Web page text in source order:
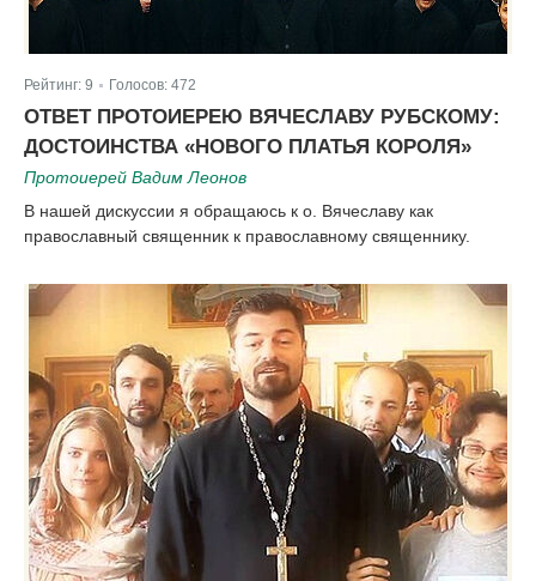
Рейтинг: 9 Голосов: 472
ОТВЕТ ПРОТОИЕРЕЮ ВЯЧЕСЛАВУ РУБСКОМУ:
ДОСТОИНСТВА «НОВОГО ПЛАТЬЯ КОРОЛЯ»
Протоиерей Вадим Леонов
В нашей дискуссии я обращаюсь к о. Вячеславу как
православный священник к православному священнику.